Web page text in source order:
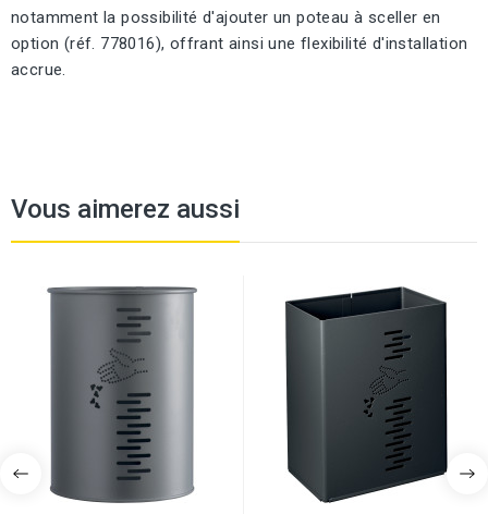
notamment la possibilité d'ajouter un poteau à sceller en
option (réf. 778016), offrant ainsi une flexibilité d'installation
accrue.
Vous aimerez aussi